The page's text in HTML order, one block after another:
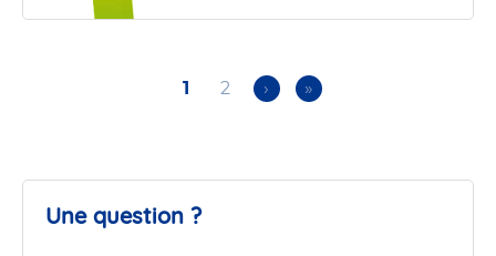
Current
1 Page
2
Next
›
Last
»
Une question ?